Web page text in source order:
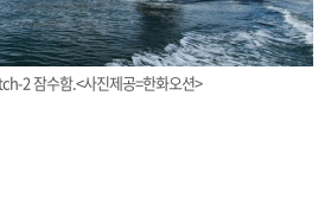
2 잠수함.<사진제공=한화오션>